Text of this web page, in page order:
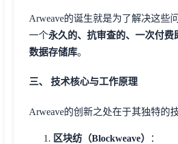
Arweave的诞生就是为了解决这些
一个永久的、抗审查的、一次付费
数据存储库。
三、 技术核心与工作原理
Arweave的创新之处在于其独特的
区块纺（Blockweave） ：